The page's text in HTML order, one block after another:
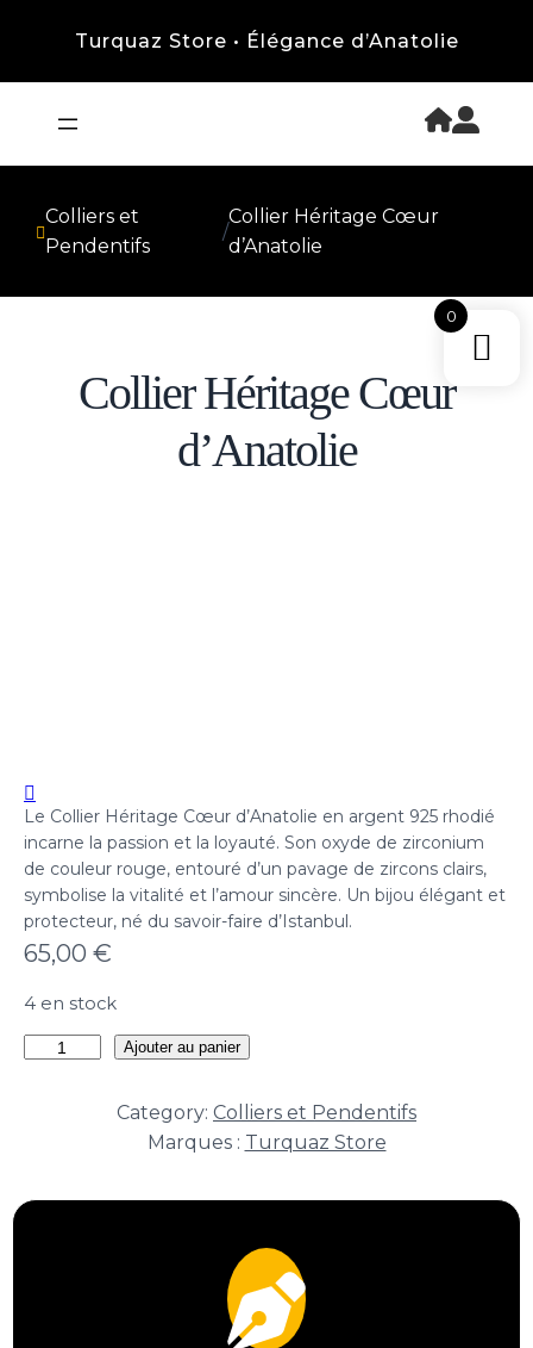
Turquaz Store • Élégance d’Anatolie
Colliers et
Pendentifs
/
Collier Héritage Cœur
d’Anatolie
Collier Héritage Cœur
d’Anatolie
Le Collier Héritage Cœur d’Anatolie en argent 925 rhodié
incarne la passion et la loyauté. Son oxyde de zirconium
de couleur rouge, entouré d’un pavage de zircons clairs,
symbolise la vitalité et l’amour sincère. Un bijou élégant et
protecteur, né du savoir-faire d’Istanbul.
65,00 €
4 en stock
quantité
d’Anatolie
Ajouter au panier
Category: Colliers et Pendentifs
Marques : Turquaz Store
0